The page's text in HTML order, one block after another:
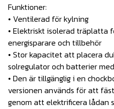
Funktioner:
• Ventilerad för kylning
• Elektriskt isolerad träplatta
energisparare och tillbehör
• Stor kapacitet att placera
solregulator och batterier
• Den är tillgänglig i en
versionen används för att
genom att elektrificera lådan